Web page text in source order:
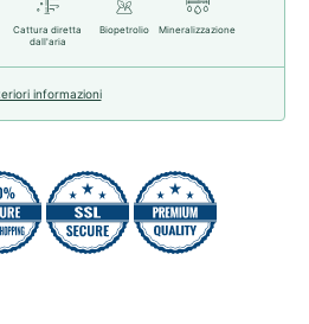
Cattura diretta
dall'aria
Biopetrolio Mineralizzazione
informazioni